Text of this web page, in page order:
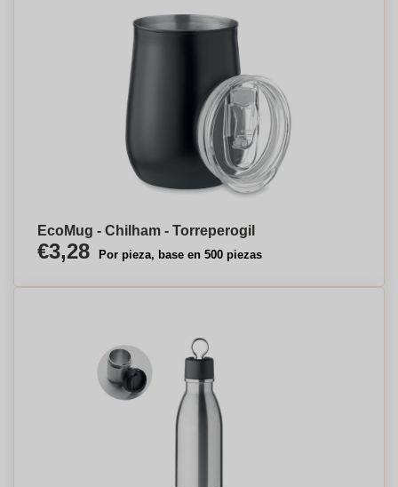
EcoMug - Chilham - Torreperogil
€3,28 Por pieza, base en 500 piezas